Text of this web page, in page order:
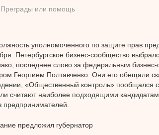
Преграды или помощь
уполномоченного по защите прав
Петербургское бизнес-сообщество
последнее слово за федеральным
Георгием Полтавченко. Они его обещали
«Общественный контроль» пообщался с
считают наиболее подходящими
предпринимателей.
предложил губернатор